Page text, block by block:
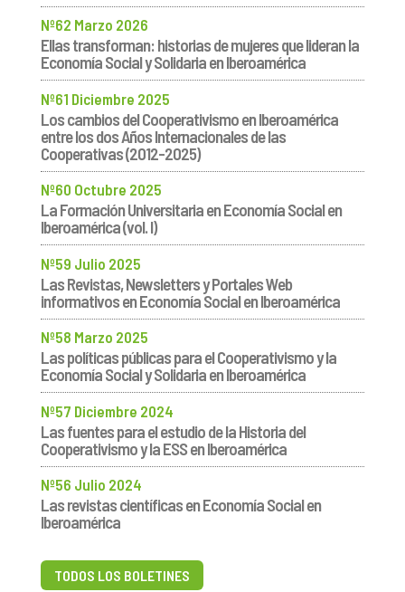
Nº62 Marzo 2026
Ellas transforman: historias de mujeres que lideran la
Economía Social y Solidaria en Iberoamérica
Nº61 Diciembre 2025
Los cambios del Cooperativismo en Iberoamérica
entre los dos Años Internacionales de las
Cooperativas (2012-2025)
Nº60 Octubre 2025
La Formación Universitaria en Economía Social en
Iberoamérica (vol. I)
Nº59 Julio 2025
Las Revistas, Newsletters y Portales Web
informativos en Economía Social en Iberoamérica
Nº58 Marzo 2025
Las políticas públicas para el Cooperativismo y la
Economía Social y Solidaria en Iberoamérica
Nº57 Diciembre 2024
Las fuentes para el estudio de la Historia del
Cooperativismo y la ESS en Iberoamérica
Nº56 Julio 2024
Las revistas científicas en Economía Social en
Iberoamérica
TODOS LOS BOLETINES